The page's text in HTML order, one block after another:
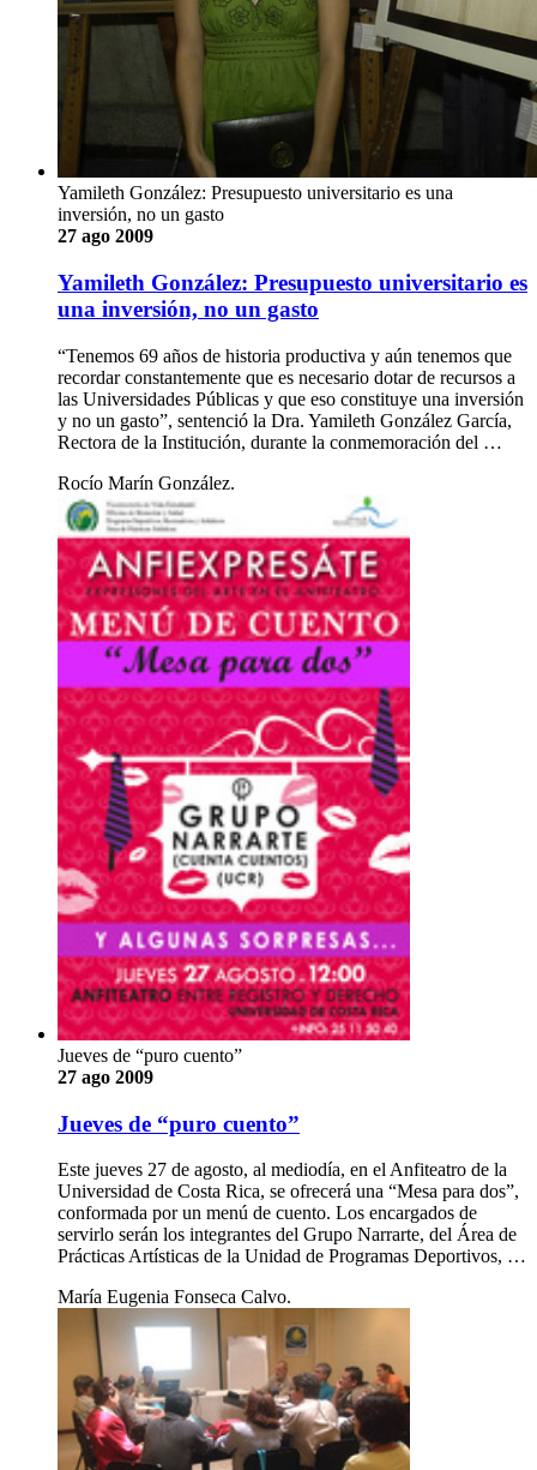
Yamileth González: Presupuesto universitario es una
inversión, no un gasto
27 ago 2009
Yamileth González: Presupuesto universitario es
una inversión, no un gasto
“Tenemos 69 años de historia productiva y aún tenemos que
recordar constantemente que es necesario dotar de recursos a
las Universidades Públicas y que eso constituye una inversión
y no un gasto”, sentenció la Dra. Yamileth González García,
Rectora de la Institución, durante la conmemoración del …
Rocío Marín González.
Jueves de “puro cuento”
27 ago 2009
Jueves de “puro cuento”
Este jueves 27 de agosto, al mediodía, en el Anfiteatro de la
Universidad de Costa Rica, se ofrecerá una “Mesa para dos”,
conformada por un menú de cuento. Los encargados de
servirlo serán los integrantes del Grupo Narrarte, del Área de
Prácticas Artísticas de la Unidad de Programas Deportivos, …
María Eugenia Fonseca Calvo.